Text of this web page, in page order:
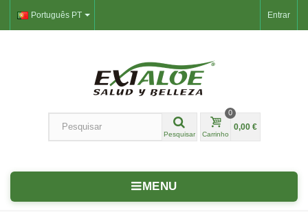
Entrar
Português PT
Pesquisar Carrinho
0
0,00 €
MENU